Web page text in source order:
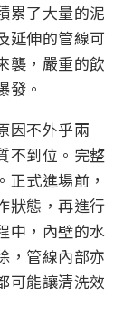
累了大量的泥
延伸的管線可
襲，嚴重的飲
發。
因不外乎兩
不到位。完整
式進場前，
狀態，再進行
中，內壁的水
，管線內部亦
可能讓清洗效